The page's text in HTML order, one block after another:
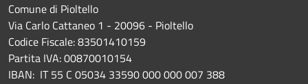
Comune di Pioltello
Via Carlo Cattaneo 1 - 20096 - Pioltello
Codice Fiscale: 83501410159
Partita IVA: 00870010154
IBAN: IT 55 C 05034 33590 000 000 007 388